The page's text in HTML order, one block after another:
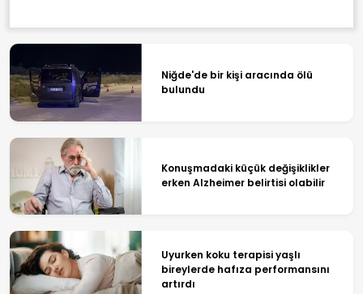
Niğde'de bir kişi aracında ölü
bulundu
Konuşmadaki küçük değişiklikler
erken Alzheimer belirtisi olabilir
Uyurken koku terapisi yaşlı
bireylerde hafıza performansını
artırdı